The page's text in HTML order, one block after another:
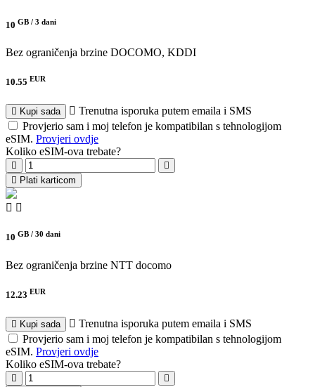
10 GB / 3 dani
Bez ograničenja brzine DOCOMO, KDDI
10.55 EUR
Kupi sada
Trenutna isporuka putem emaila i SMS
Provjerio sam i moj telefon je kompatibilan s tehnologijom
eSIM. Provjeri ovdje
Koliko eSIM-ova trebate?
Plati karticom
10 GB / 30 dani
Bez ograničenja brzine NTT docomo
12.23 EUR
Kupi sada
Trenutna isporuka putem emaila i SMS
Provjerio sam i moj telefon je kompatibilan s tehnologijom
eSIM. Provjeri ovdje
Koliko eSIM-ova trebate?